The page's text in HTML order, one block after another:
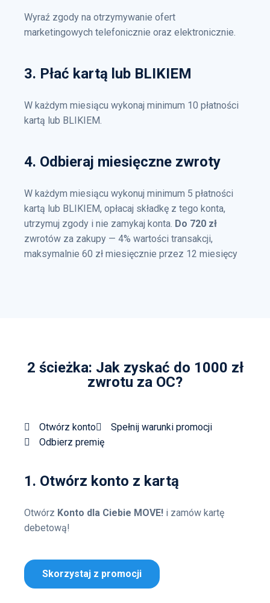
Wyraź zgody na otrzymywanie ofert
marketingowych telefonicznie oraz elektronicznie.
3. Płać kartą lub BLIKIEM
W każdym miesiącu wykonaj minimum 10 płatności
kartą lub BLIKIEM.
4. Odbieraj miesięczne zwroty
W każdym miesiącu wykonuj minimum 5 płatności
kartą lub BLIKIEM, opłacaj składkę z tego konta,
utrzymuj zgody i nie zamykaj konta. Do 720 zł
zwrotów za zakupy — 4% wartości transakcji,
maksymalnie 60 zł miesięcznie przez 12 miesięcy
2 ścieżka: Jak zyskać do 1000 zł
zwrotu za OC?
Otwórz konto
Spełnij warunki promocji
Odbierz premię
1. Otwórz konto z kartą
Otwórz Konto dla Ciebie MOVE! i zamów kartę
debetową!
Skorzystaj z promocji